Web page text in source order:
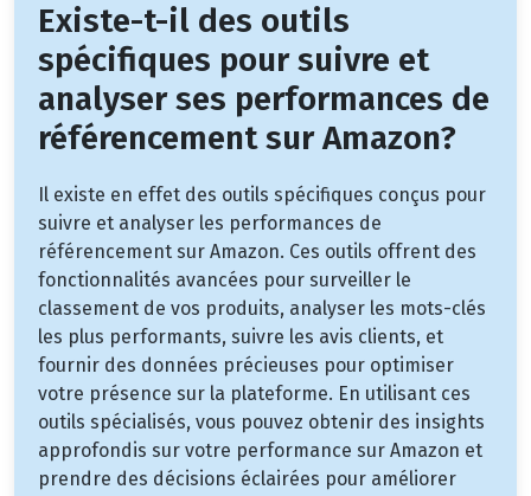
Existe-t-il des outils
spécifiques pour suivre et
analyser ses performances de
référencement sur Amazon?
Il existe en effet des outils spécifiques conçus pour
suivre et analyser les performances de
référencement sur Amazon. Ces outils offrent des
fonctionnalités avancées pour surveiller le
classement de vos produits, analyser les mots-clés
les plus performants, suivre les avis clients, et
fournir des données précieuses pour optimiser
votre présence sur la plateforme. En utilisant ces
outils spécialisés, vous pouvez obtenir des insights
approfondis sur votre performance sur Amazon et
prendre des décisions éclairées pour améliorer